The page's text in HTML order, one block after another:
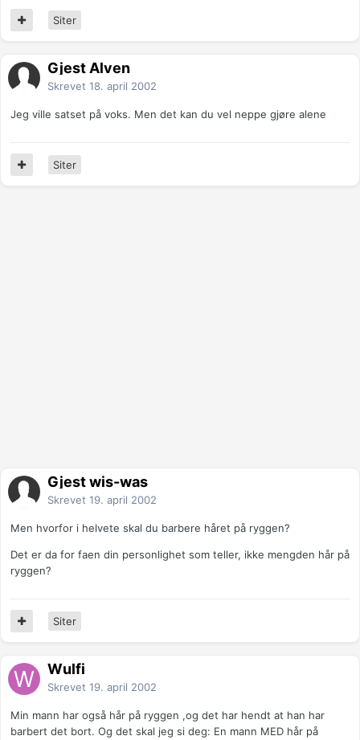
Siter
Gjest Alven
Skrevet 18. april 2002
Jeg ville satset på voks. Men det kan du vel neppe gjøre alene
Siter
Gjest wis-was
Skrevet 19. april 2002
Men hvorfor i helvete skal du barbere håret på ryggen?
Det er da for faen din personlighet som teller, ikke mengden hår på
ryggen?
Siter
Wulfi
Skrevet 19. april 2002
Min mann har også hår på ryggen ,og det har hendt at han har
barbert det bort. Og det skal jeg si deg: En mann MED hår på